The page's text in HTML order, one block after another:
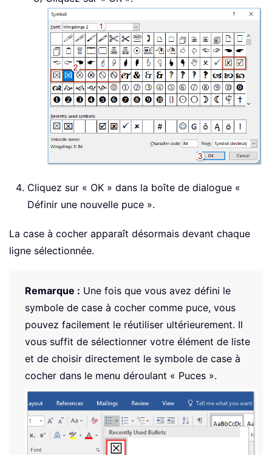
Cliquez sur « OK » dans la boîte de dialogue «
Définir une nouvelle puce ».
La case à cocher apparaît désormais devant chaque
ligne sélectionnée.
Remarque : Une fois que vous avez défini le
symbole de case à cocher comme puce, vous
pouvez facilement le réutiliser ultérieurement. Il
vous suffit de sélectionner votre élément de liste
et de choisir directement le symbole de case à
cocher dans le menu déroulant « Puces ».